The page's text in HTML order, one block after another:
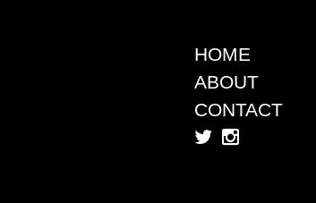
上岡 拓也
Denali
SUGI
Akimoto Fukuda
You2
HOME
ABOUT
CONTACT